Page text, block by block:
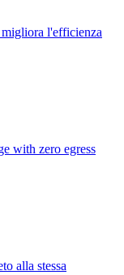
l'efficienza
with zero egress
alla stessa